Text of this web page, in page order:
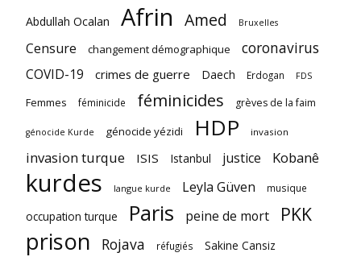
Abdullah Ocalan Afrin Amed Bruxelles
Censure changement démographique coronavirus
COVID-19 crimes de guerre Daech Erdogan FDS
Femmes féminicide féminicides grèves de la faim
génocide Kurde génocide yézidi HDP invasion
invasion turque ISIS Istanbul justice Kobanê
kurdes langue kurde Leyla Güven musique
occupation turque Paris peine de mort PKK
prison Rojava réfugiés Sakine Cansiz